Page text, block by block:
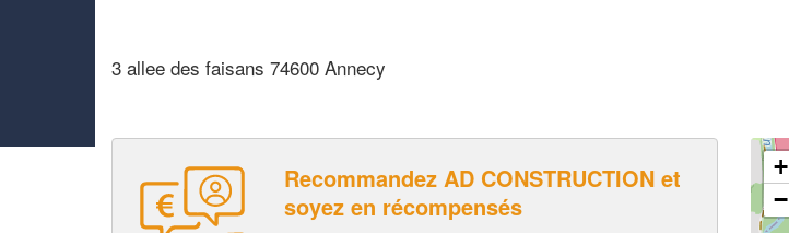
3 allee des faisans 74600 Annecy
Recommandez AD CONSTRUCTION et
soyez en récompensés
+
−